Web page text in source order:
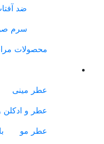
ضد
سرم
محصولات
عطر مینی
عطر و ادکلن
عطر مو